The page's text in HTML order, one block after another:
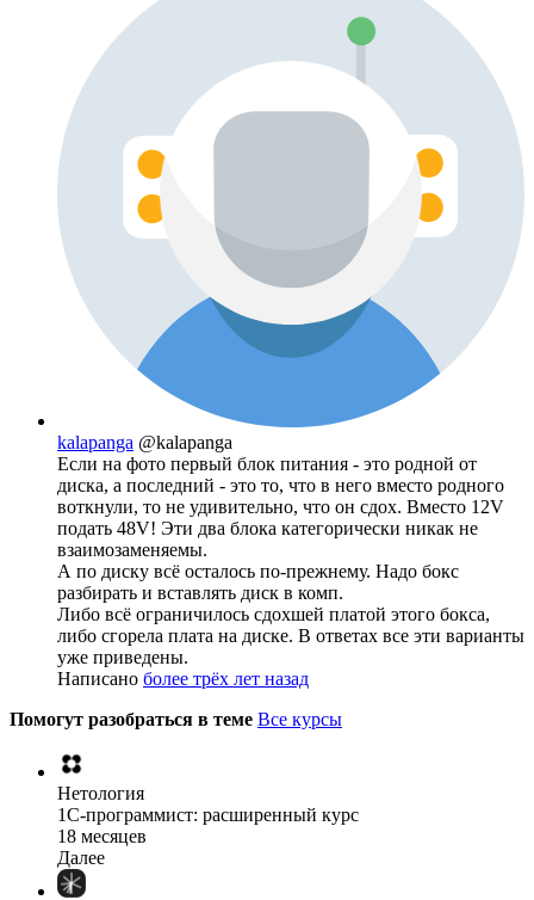
kalapanga @kalapanga
Если на фото первый блок питания - это родной от
диска, а последний - это то, что в него вместо родного
воткнули, то не удивительно, что он сдох. Вместо 12V
подать 48V! Эти два блока категорически никак не
взаимозаменяемы.
А по диску всё осталось по-прежнему. Надо бокс
разбирать и вставлять диск в комп.
Либо всё ограничилось сдохшей платой этого бокса,
либо сгорела плата на диске. В ответах все эти варианты
уже приведены.
Написано более трёх лет назад
Помогут разобраться в теме Все курсы
Нетология
1C-программист: расширенный курс
18 месяцев
Далее